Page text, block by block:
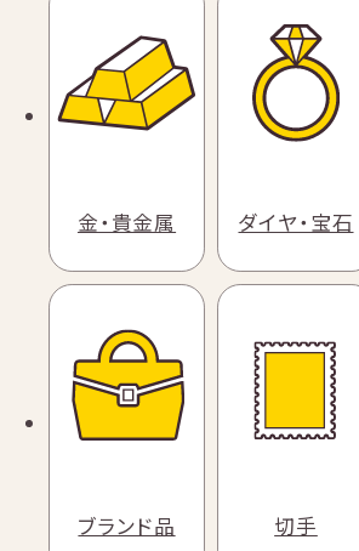
金・貴金属 ダイヤ・宝石
ブランド品 切手